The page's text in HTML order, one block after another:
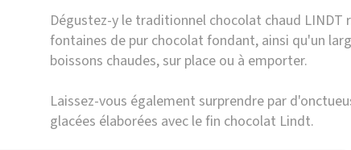
Dégustez-y le traditionnel chocolat chaud LINDT
fontaines de pur chocolat fondant, ainsi qu'un
boissons chaudes, sur place ou à emporter.
Laissez-vous également surprendre par
glacées élaborées avec le fin chocolat Lindt.